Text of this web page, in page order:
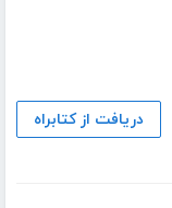
دریافت از کتابراه